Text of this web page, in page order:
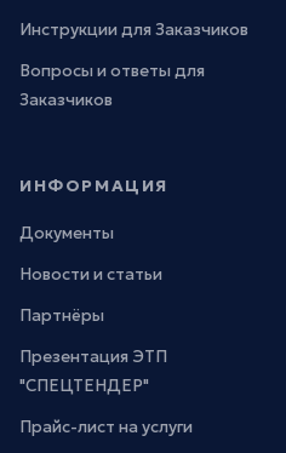
Инструкции для Заказчиков
Вопросы и ответы для
Заказчиков
ИНФОРМАЦИЯ
Документы
Новости и статьи
Партнёры
Презентация ЭТП
"СПЕЦТЕНДЕР"
Прайс-лист на услуги